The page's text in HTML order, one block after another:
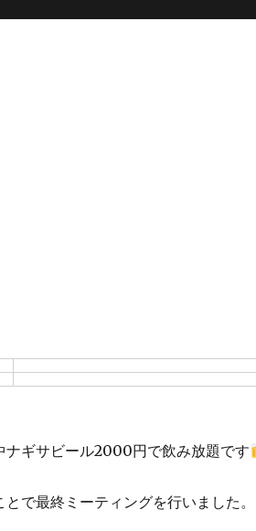
ナギサビール2000円で飲み放題です
で最終ミーティングを行いました。